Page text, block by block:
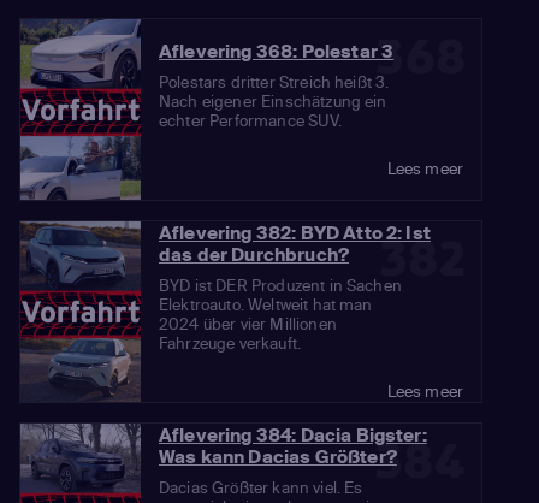
368
Aflevering 368: Polestar 3
Polestars dritter Streich heißt 3.
Nach eigener Einschätzung ein
echter Performance SUV.
Lees meer
382
Aflevering 382: BYD Atto 2: Ist
das der Durchbruch?
BYD ist DER Produzent in Sachen
Elektroauto. Weltweit hat man
2024 über vier Millionen
Fahrzeuge verkauft.
Lees meer
384
Aflevering 384: Dacia Bigster:
Was kann Dacias Größter?
Dacias Größter kann viel. Es